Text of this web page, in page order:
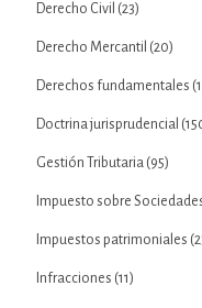
Derecho Civil (23)
Derecho Mercantil (20)
Derechos fundamentales
Doctrina jurisprudencial
Gestión Tributaria (95)
Impuesto sobre
Impuestos patrimoniales
Infracciones (11)